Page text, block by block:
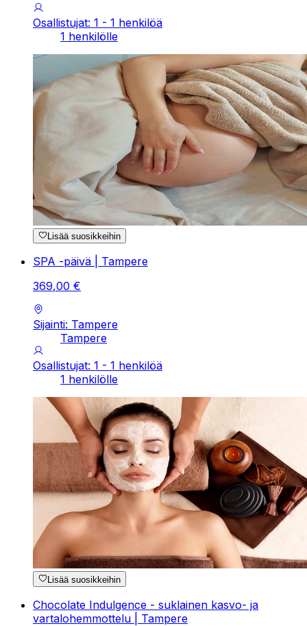
Osallistujat: 1 - 1 henkilöä
1 henkilölle
Lisää suosikkeihin
SPA -päivä | Tampere
369,00 €
Sijainti: Tampere
Tampere
Osallistujat: 1 - 1 henkilöä
1 henkilölle
Lisää suosikkeihin
Chocolate Indulgence - suklainen kasvo- ja
vartalohemmottelu | Tampere